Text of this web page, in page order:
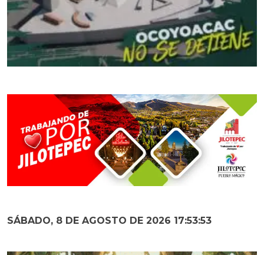
SÁBADO, 8 DE AGOSTO DE 2026 17:53:54